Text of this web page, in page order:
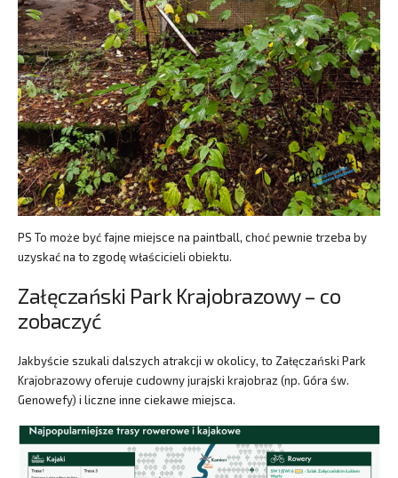
PS To może być fajne miejsce na paintball, choć pewnie trzeba by
uzyskać na to zgodę właścicieli obiektu.
Załęczański Park Krajobrazowy – co
zobaczyć
Jakbyście szukali dalszych atrakcji w okolicy, to Załęczański Park
Krajobrazowy oferuje cudowny jurajski krajobraz (np. Góra św.
Genowefy) i liczne inne ciekawe miejsca.